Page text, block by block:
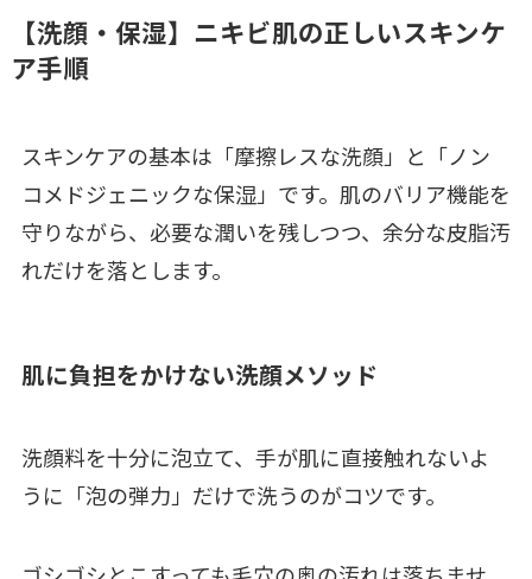
【洗顔・保湿】ニキビ肌の正しいスキンケ
ア手順
スキンケアの基本は「摩擦レスな洗顔」と「ノン
コメドジェニックな保湿」です。肌のバリア機能を
守りながら、必要な潤いを残しつつ、余分な皮脂汚
れだけを落とします。
肌に負担をかけない洗顔メソッド
洗顔料を十分に泡立て、手が肌に直接触れないよ
うに「泡の弾力」だけで洗うのがコツです。